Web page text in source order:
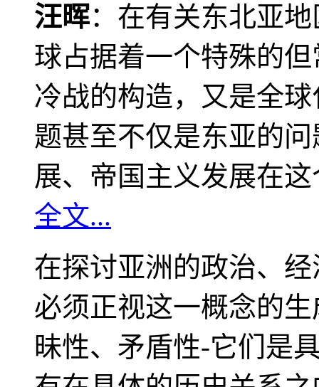
汪晖：在有关东北亚
球占据着一个特殊的
冷战的构造，又是全
题甚至不仅是东亚的
展、帝国主义发展在
全文...
在探讨亚洲的政治、
必须正视这一概念的
昧性、矛盾性-它们是